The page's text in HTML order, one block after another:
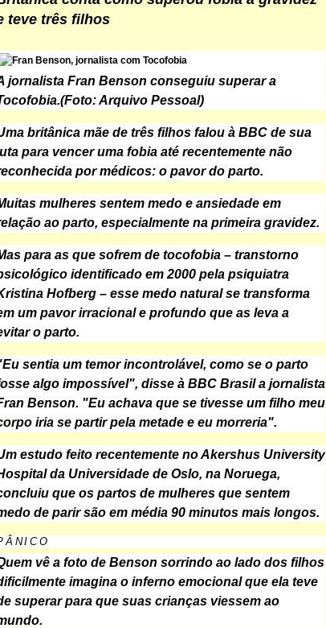
teve três filhos
jornalista Fran Benson conseguiu superar a
Arquivo Pessoal)
britânica mãe de três filhos falou à BBC de sua
para vencer uma fobia até recentemente não
por médicos: o pavor do parto.
mulheres sentem medo e ansiedade em
ao parto, especialmente na primeira gravidez.
para as que sofrem de tocofobia – transtorno
identificado em 2000 pela psiquiatra
Hofberg – esse medo natural se transforma
um pavor irracional e profundo que as leva a
o parto.
sentia um temor incontrolável, como se o parto
algo impossível", disse à BBC Brasil a jornalista
Benson. "Eu achava que se tivesse um filho meu
iria se partir pela metade e eu morreria".
estudo feito recentemente no Akershus University
da Universidade de Oslo, na Noruega,
que os partos de mulheres que sentem
de parir são em média 90 minutos mais longos.
vê a foto de Benson sorrindo ao lado dos filhos
imagina o inferno emocional que ela teve
superar para que suas crianças viessem ao